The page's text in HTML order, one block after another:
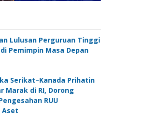
Lulusan Perguruan Tinggi
Pemimpin Masa Depan
Serikat–Kanada Prihatin
Marak di RI, Dorong
RUU
Aset